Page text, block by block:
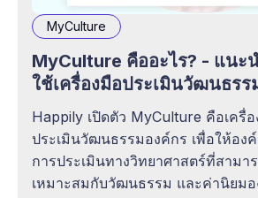
MyCulture
MyCulture คืออะไร? - แนะ
ใช้เครื่องมือประเมินวัฒนธรร
Happily เปิดตัว MyCulture คือเครื่
ประเมินวัฒนธรรมองค์กร เพื่อให้อง
การประเมินทางวิทยาศาสตร์ที่สามา
เหมาะสมกับวัฒนธรรม และค่านิยมอ